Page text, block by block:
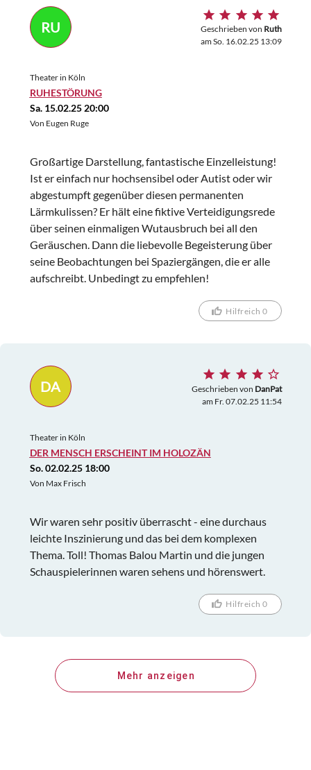
RU Geschrieben von Ruth
am So. 16.02.25 13:09
Theater in Köln
RUHESTÖRUNG
Sa. 15.02.25 20:00
Von Eugen Ruge
Großartige Darstellung, fantastische Einzelleistung!
Ist er einfach nur hochsensibel oder Autist oder wir
abgestumpft gegenüber diesen permanenten
Lärmkulissen? Er hält eine fiktive Verteidigungsrede
über seinen einmaligen Wutausbruch bei all den
Geräuschen. Dann die liebevolle Begeisterung über
seine Beobachtungen bei Spaziergängen, die er alle
aufschreibt. Unbedingt zu empfehlen!
Hilfreich 0
DA Geschrieben von DanPat
am Fr. 07.02.25 11:54
Theater in Köln
DER MENSCH ERSCHEINT IM HOLOZÄN
So. 02.02.25 18:00
Von Max Frisch
Wir waren sehr positiv überrascht - eine durchaus
leichte Inszinierung und das bei dem komplexen
Thema. Toll! Thomas Balou Martin und die jungen
Schauspielerinnen waren sehens und hörenswert.
Hilfreich 0
Mehr anzeigen